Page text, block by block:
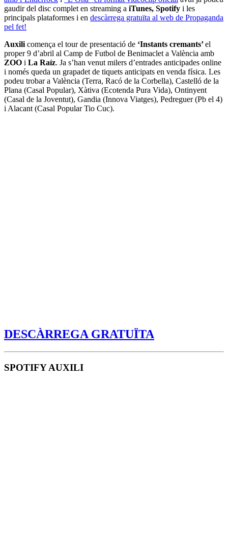
gaudir del disc complet en streaming a iTunes, Spotify i les
principals plataformes i en descàrrega gratuïta al web de Propaganda
pel fet!
Auxilicomença el tour de presentació de ‘Instants cremants’el
proper 9 d’abril al Camp de Futbol de Benimaclet a València amb
ZOO i La Raíz. Ja s’han venut milers d’entrades anticipades online
i només queda un grapadet de tiquets anticipats en venda física. Les
podeu trobar a València (Terra, Racó de la Corbella), Castelló de la
Plana (Casal Popular), Xàtiva (Ecotenda Pura Vida), Ontinyent
(Casal de la Joventut), Gandia (Innova Viatges), Pedreguer (Pb el 4)
i Alacant (Casal Popular Tio Cuc).
DESCÀRREGA GRATUÏTA
SPOTIFY AUXILI